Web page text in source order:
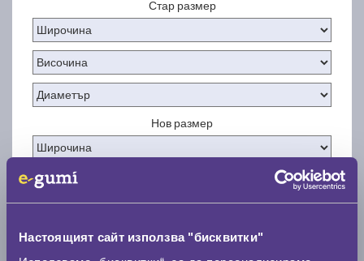
Настоящият сайт използва "бисквитки"
Стар размер
Нов размер